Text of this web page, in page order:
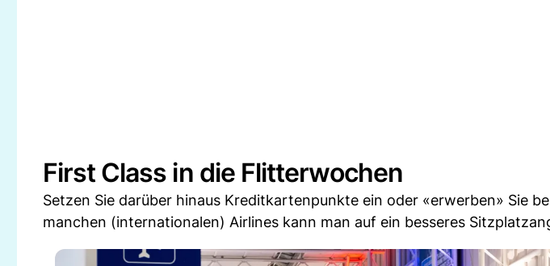
First Class in die Flitterwochen
Setzen Sie darüber hinaus Kreditkartenpunkte ein oder «erwerben» Sie
manchen (internationalen) Airlines kann man auf ein besseres